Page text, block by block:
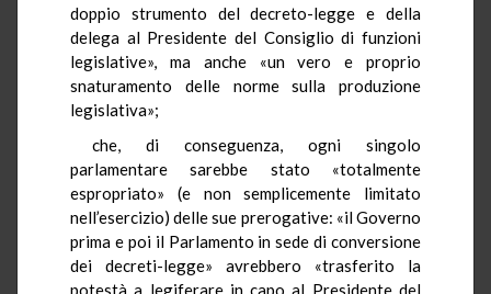
doppio strumento del decreto-legge e della
delega al Presidente del Consiglio di funzioni
legislative», ma anche «un vero e proprio
snaturamento delle norme sulla produzione
legislativa»;
che, di conseguenza, ogni singolo
parlamentare sarebbe stato «totalmente
espropriato» (e non semplicemente limitato
nell’esercizio) delle sue prerogative: «il Governo
prima e poi il Parlamento in sede di conversione
dei decreti-legge» avrebbero «trasferito la
potestà a legiferare in capo al Presidente del